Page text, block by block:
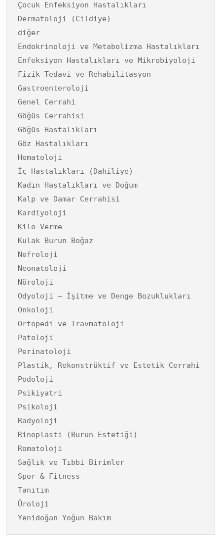
Çocuk Enfeksiyon Hastalıkları
Dermatoloji (Cildiye)
diğer
Endokrinoloji ve Metabolizma Hastalıkları
Enfeksiyon Hastalıkları ve Mikrobiyoloji
Fizik Tedavi ve Rehabilitasyon
Gastroenteroloji
Genel Cerrahi
Göğüs Cerrahisi
Göğüs Hastalıkları
Göz Hastalıkları
Hematoloji
İç Hastalıkları (Dahiliye)
Kadın Hastalıkları ve Doğum
Kalp ve Damar Cerrahisi
Kardiyoloji
Kilo Verme
Kulak Burun Boğaz
Nefroloji
Neonatoloji
Nöroloji
Odyoloji – İşitme ve Denge Bozuklukları
Onkoloji
Ortopedi ve Travmatoloji
Patoloji
Perinatoloji
Plastik, Rekonstrüktif ve Estetik Cerrahi
Podoloji
Psikiyatri
Psikoloji
Radyoloji
Rinoplasti (Burun Estetiği)
Romatoloji
Sağlık ve Tıbbi Birimler
Spor & Fitness
Tanıtım
Üroloji
Yenidoğan Yoğun Bakım